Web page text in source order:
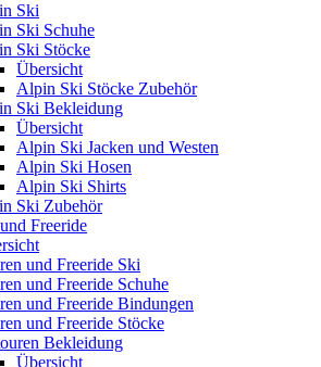
Ski
Ski Schuhe
Ski Stöcke
Übersicht
Alpin Ski Stöcke Zubehör
Ski Bekleidung
Übersicht
Alpin Ski Jacken und Westen
Alpin Ski Hosen
Alpin Ski Shirts
Ski Zubehör
Freeride
und Freeride Ski
und Freeride Schuhe
und Freeride Bindungen
und Freeride Stöcke
Bekleidung
Übersicht